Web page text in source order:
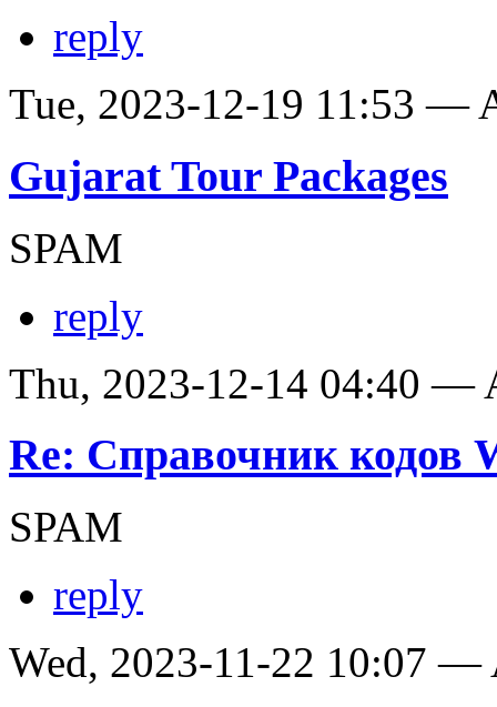
reply
Tue, 2023-12-19 11:53 —
Gujarat Tour Packages
SPAM
reply
Thu, 2023-12-14 04:40 —
Re: Справочник кодов
SPAM
reply
Wed, 2023-11-22 10:07 —